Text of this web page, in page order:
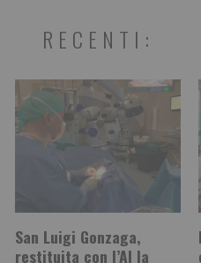
RECENTI:
San Luigi Gonzaga,
restituita con l’AI la